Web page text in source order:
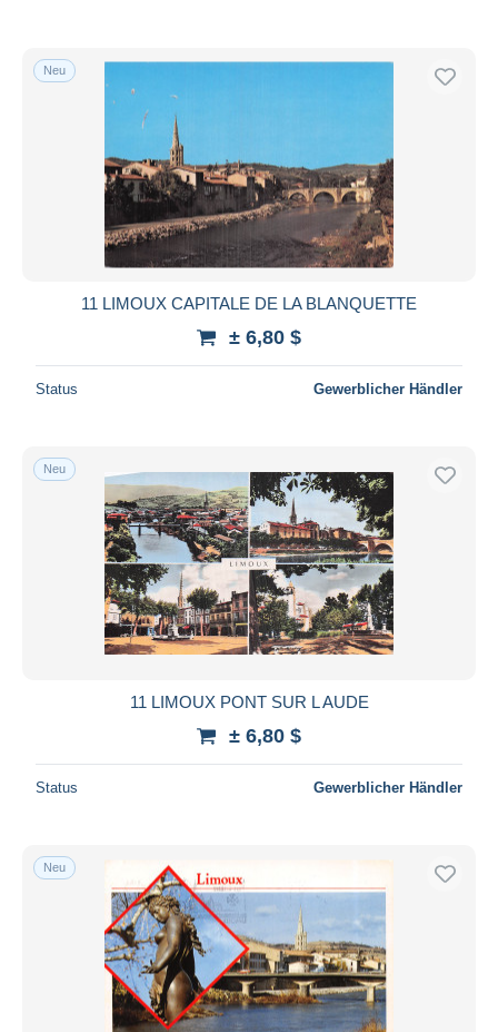
Neu
11 LIMOUX CAPITALE DE LA BLANQUETTE
± 6,80 $
Status Gewerblicher Händler
Neu
11 LIMOUX PONT SUR L AUDE
± 6,80 $
Status Gewerblicher Händler
Neu